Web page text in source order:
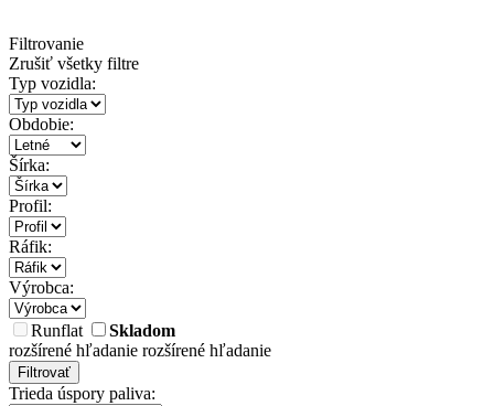
Filtrovanie
Zrušiť všetky filtre
Typ vozidla:
Obdobie:
Šírka:
Profil:
Ráfik:
Výrobca:
Runflat
Skladom
rozšírené hľadanie rozšírené hľadanie
Filtrovať
Trieda úspory paliva: